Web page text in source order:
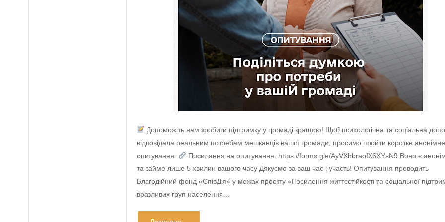
Допоможіть нам зробити підтримку у громаді кращою! Щоб психологічна та соціальна
відповідала реальним потребам мешканців вашої громади, просимо пройти коротке анонімне
опитування.
Посилання на опитування: https://forms.gle/AyVXhbraofX6XYsN9 Воно є
та займе лише 5 хвилин вашого часу Дякуємо за ваш час і участь! Опитування проводить
Благодійний фонд «СпівДія» у межах проєкту «Посилення життєстійкості та соціальної
вразливих груп населення…